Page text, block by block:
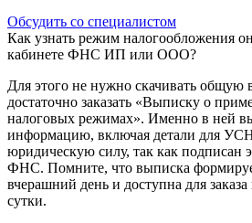
Обсудить со специалистом
Как узнать режим налогообложения
кабинете ФНС ИП или ООО?
Для этого не нужно скачивать общую
достаточно заказать «Выписку о
налоговых режимах». Именно в ней
информацию, включая детали для
юридическую силу, так как подписан
ФНС. Помните, что выписка
вчерашний день и доступна для
сутки.